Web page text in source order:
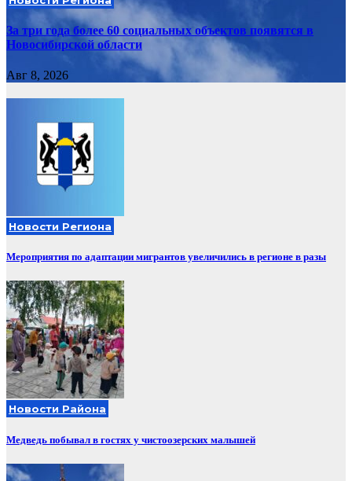
За три года более 60 социальных объектов появятся в
Новосибирской области
Авг 8, 2026
Новости Региона
Мероприятия по адаптации мигрантов увеличились в регионе в разы
Новости Района
Медведь побывал в гостях у чистоозерских малышей